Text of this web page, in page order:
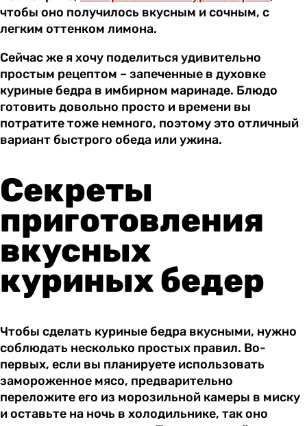
чтобы оно получилось вкусным и сочным, с
легким оттенком лимона.
Сейчас же я хочу поделиться удивительно
простым рецептом – запеченные в духовке
куриные бедра в имбирном маринаде. Блюдо
готовить довольно просто и времени вы
потратите тоже немного, поэтому это отличный
вариант быстрого обеда или ужина.
Секреты
приготовления
вкусных
куриных бедер
Чтобы сделать куриные бедра вкусными, нужно
соблюдать несколько простых правил. Во-
первых, если вы планируете использовать
замороженное мясо, предварительно
переложите его из морозильной камеры в миску
и оставьте на ночь в холодильнике, так оно